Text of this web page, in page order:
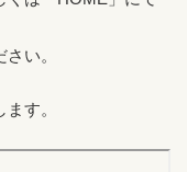
い。
す。